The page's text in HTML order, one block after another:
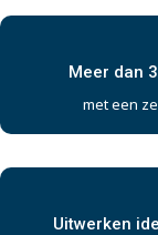
Meer dan
met een
Uitwerken